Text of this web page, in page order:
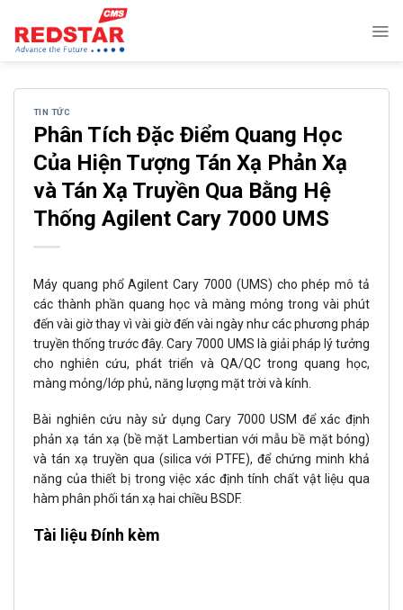
content
TIN TỨC
Phân Tích Đặc Điểm Quang Học
Của Hiện Tượng Tán Xạ Phản Xạ
và Tán Xạ Truyền Qua Bằng Hệ
Thống Agilent Cary 7000 UMS
Máy quang phổ Agilent Cary 7000 (UMS) cho phép mô tả
các thành phần quang học và màng mỏng trong vài phút
đến vài giờ thay vì vài giờ đến vài ngày như các phương pháp
truyền thống trước đây. Cary 7000 UMS là giải pháp lý tưởng
cho nghiên cứu, phát triển và QA/QC trong quang học,
màng mỏng/lớp phủ, năng lượng mặt trời và kính.
Bài nghiên cứu này sử dụng Cary 7000 USM để xác định
phản xạ tán xạ (bề mặt Lambertian với mẫu bề mặt bóng)
và tán xạ truyền qua (silica với PTFE), để chứng minh khả
năng của thiết bị trong việc xác định tính chất vật liệu qua
hàm phân phối tán xạ hai chiều BSDF.
Tài liệu Đính kèm